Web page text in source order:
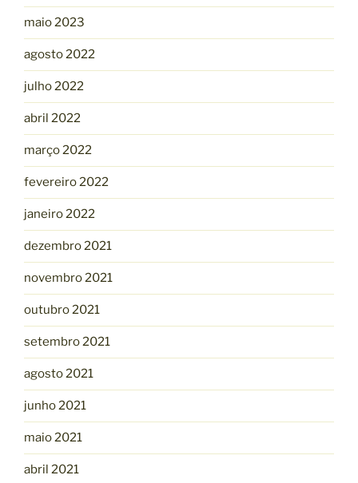
maio 2023
agosto 2022
julho 2022
abril 2022
março 2022
fevereiro 2022
janeiro 2022
dezembro 2021
novembro 2021
outubro 2021
setembro 2021
agosto 2021
junho 2021
maio 2021
abril 2021